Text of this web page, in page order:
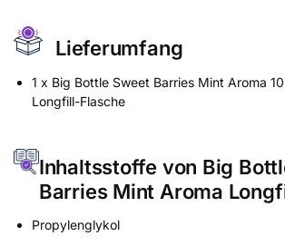
Lieferumfang
1 x Big Bottle Sweet Barries Mint Aroma
Longfill-Flasche
Inhaltsstoffe von Big
Barries Mint Aroma
Propylenglykol